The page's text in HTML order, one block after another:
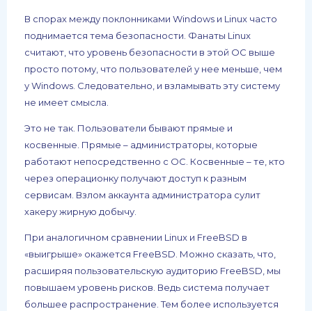
В спорах между поклонниками Windows и Linux часто
поднимается тема безопасности. Фанаты Linux
считают, что уровень безопасности в этой ОС выше
просто потому, что пользователей у нее меньше, чем
у Windows. Следовательно, и взламывать эту систему
не имеет смысла.
Это не так. Пользователи бывают прямые и
косвенные. Прямые – администраторы, которые
работают непосредственно с ОС. Косвенные – те, кто
через операционку получают доступ к разным
сервисам. Взлом аккаунта администратора сулит
хакеру жирную добычу.
При аналогичном сравнении Linux и FreeBSD в
«выигрыше» окажется FreeBSD. Можно сказать, что,
расширяя пользовательскую аудиторию FreeBSD, мы
повышаем уровень рисков. Ведь система получает
большее распространение. Тем более используется